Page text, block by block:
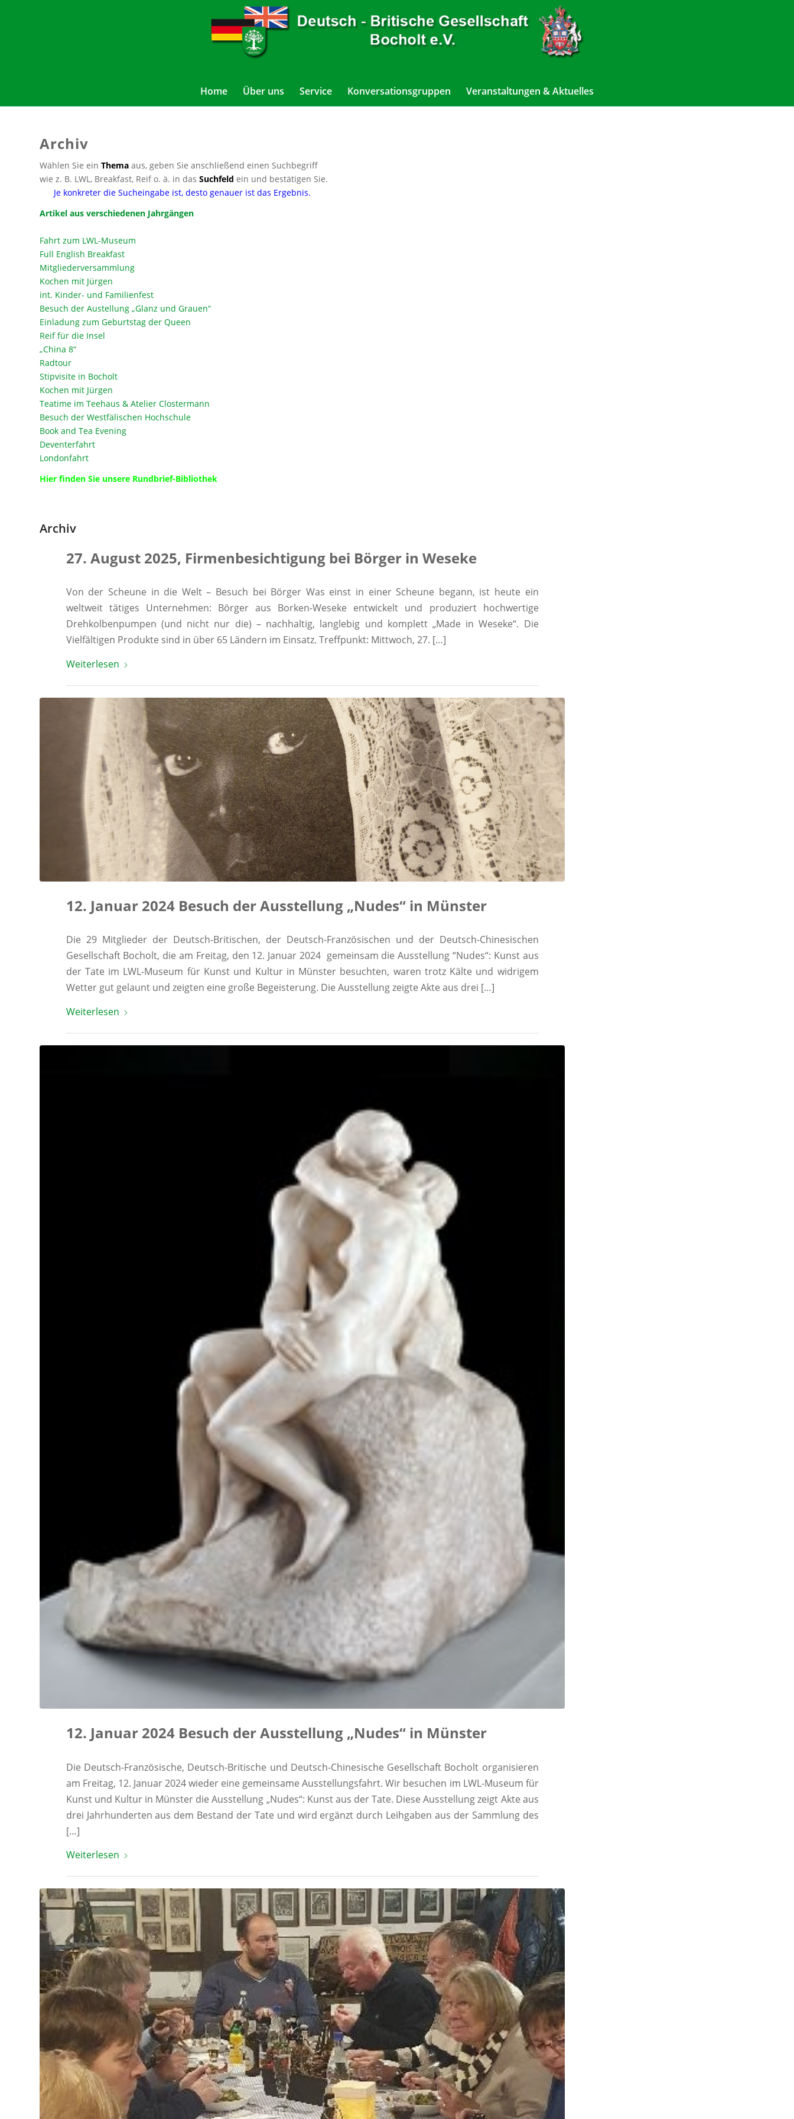
Home Über uns Service Konversationsgruppen Veranstaltungen & Aktuelles
Archiv
Wählen Sie ein Thema aus, geben Sie anschließend einen Suchbegriff
wie z. B. LWL, Breakfast, Reif o. ä. in das Suchfeld ein und bestätigen Sie.
Je konkreter die Sucheingabe ist, desto genauer ist das Ergebnis.
Artikel aus verschiedenen Jahrgängen
Fahrt zum LWL-Museum
Full English Breakfast
Mitgliederversammlung
Kochen mit Jürgen
int. Kinder- und Familienfest
Besuch der Austellung „Glanz und Grauen“
Einladung zum Geburtstag der Queen
Reif für die Insel
„China 8“
Radtour
Stipvisite in Bocholt
Kochen mit Jürgen
Teatime im Teehaus & Atelier Clostermann
Besuch der Westfälischen Hochschule
Book and Tea Evening
Deventerfahrt
Londonfahrt
Hier finden Sie unsere Rundbrief-Bibliothek
Archiv
27. August 2025, Firmenbesichtigung bei Börger in Weseke
Von der Scheune in die Welt – Besuch bei Börger Was einst in einer Scheune begann, ist heute ein
weltweit tätiges Unternehmen: Börger aus Borken-Weseke entwickelt und produziert hochwertige
Drehkolbenpumpen (und nicht nur die) – nachhaltig, langlebig und komplett „Made in Weseke“. Die
Vielfältigen Produkte sind in über 65 Ländern im Einsatz. Treffpunkt: Mittwoch, 27. […]
Weiterlesen
12. Januar 2024 Besuch der Ausstellung „Nudes“ in Münster
Die 29 Mitglieder der Deutsch-Britischen, der Deutsch-Französischen und der Deutsch-Chinesischen
Gesellschaft Bocholt, die am Freitag, den 12. Januar 2024 gemeinsam die Ausstellung “Nudes“: Kunst aus
der Tate im LWL-Museum für Kunst und Kultur in Münster besuchten, waren trotz Kälte und widrigem
Wetter gut gelaunt und zeigten eine große Begeisterung. Die Ausstellung zeigte Akte aus drei […]
Weiterlesen
12. Januar 2024 Besuch der Ausstellung „Nudes“ in Münster
Die Deutsch-Französische, Deutsch-Britische und Deutsch-Chinesische Gesellschaft Bocholt organisieren
am Freitag, 12. Januar 2024 wieder eine gemeinsame Ausstellungsfahrt. Wir besuchen im LWL-Museum für
Kunst und Kultur in Münster die Ausstellung „Nudes“: Kunst aus der Tate. Diese Ausstellung zeigt Akte aus
drei Jahrhunderten aus dem Bestand der Tate und wird ergänzt durch Leihgaben aus der Sammlung des
[…]
Weiterlesen